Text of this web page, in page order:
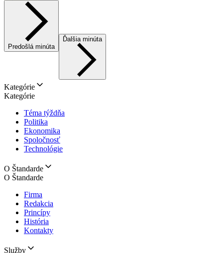
Predošlá minúta
Ďalšia minúta
Kategórie
Kategórie
Téma týždňa
Politika
Ekonomika
Spoločnosť
Technológie
O Štandarde
O Štandarde
Firma
Redakcia
Princípy
História
Kontakty
Služby